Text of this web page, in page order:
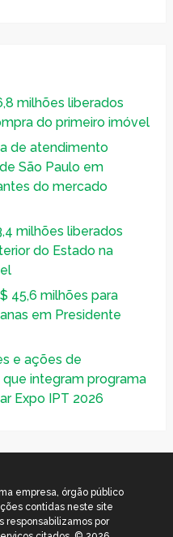
milhões liberados
do primeiro imóvel
de atendimento
São Paulo em
do mercado
milhões liberados
do Estado na
45,6 milhões para
em Presidente
e ações de
integram programa
Expo IPT 2026
empresa, órgão público
contidas neste site
responsabilizamos por